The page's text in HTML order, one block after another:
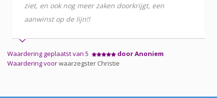
ziet, en ook nog meer zaken doorkrijgt, een
aanwinst op de lijn!!
Waardering geplaatst van 5
door Anoniem
Waardering voorwaarzegster Christie